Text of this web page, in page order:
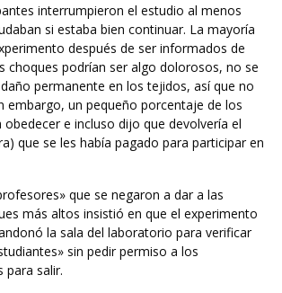
interrumpieron el estudio al menos
si estaba bien continuar. La mayoría
después de ser informados de
choques podrían ser algo dolorosos, no se
permanente en los tejidos, así que no
embargo, un pequeño porcentaje de los
e incluso dijo que devolvería el
que se les había pagado para participar en
que se negaron a dar a las
más altos insistió en que el experimento
la sala del laboratorio para verificar
sin pedir permiso a los
para salir.